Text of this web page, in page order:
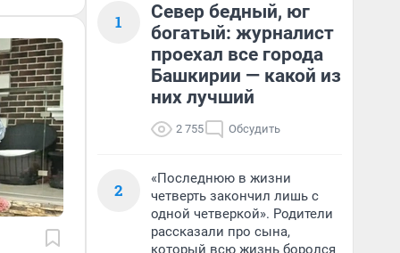
1
Север бедный, юг
богатый: журналист
проехал все города
Башкирии — какой из
них лучший
2 755 Обсудить
2
«Последнюю в жизни
четверть закончил лишь с
одной четверкой». Родители
рассказали про сына,
который всю жизнь боролся